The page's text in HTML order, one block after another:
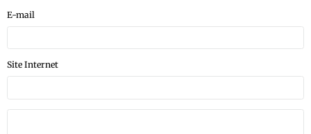
E-mail
Site Internet